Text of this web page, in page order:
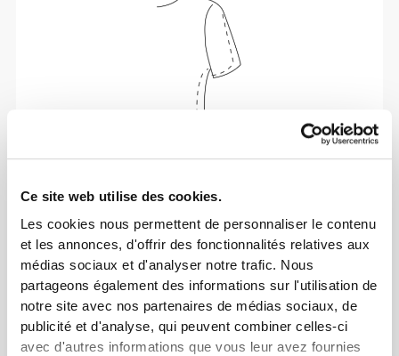
Ce site web utilise des cookies.
Les cookies nous permettent de personnaliser le contenu
et les annonces, d'offrir des fonctionnalités relatives aux
médias sociaux et d'analyser notre trafic. Nous
partageons également des informations sur l'utilisation de
notre site avec nos partenaires de médias sociaux, de
publicité et d'analyse, qui peuvent combiner celles-ci
avec d'autres informations que vous leur avez fournies
Liberté de mouvement et confort au quotidien,
telle est la devise.
Ample